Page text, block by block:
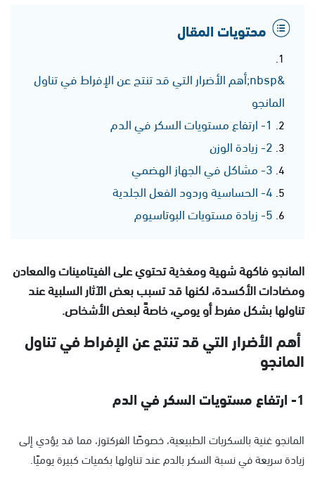
محتويات المقال
&nbsp;أهم الأضرار التي قد تنتج عن الإفراط في تناول
المانجو
1- ارتفاع مستويات السكر في الدم
2- زيادة الوزن
3- مشاكل في الجهاز الهضمي
4- الحساسية وردود الفعل الجلدية
5- زيادة مستويات البوتاسيوم
المانجو فاكهة شهية ومغذية تحتوي على الفيتامينات والمعادن
ومضادات الأكسدة، لكنها قد تسبب بعض الآثار السلبية عند
تناولها بشكل مفرط أو يومي، خاصةً لبعض الأشخاص.
أهم الأضرار التي قد تنتج عن الإفراط في تناول
المانجو
1- ارتفاع مستويات السكر في الدم
المانجو غنية بالسكريات الطبيعية، خصوصًا الفركتوز، مما قد يؤدي إلى
زيادة سريعة في نسبة السكر بالدم عند تناولها بكميات كبيرة يوميًا.